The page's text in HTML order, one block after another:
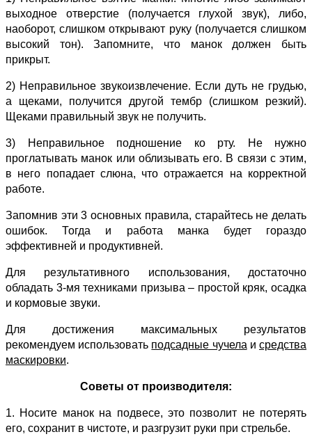
выходное отверстие (получается глухой звук), либо,
наоборот, слишком открывают руку (получается слишком
высокий тон). Запомните, что манок должен быть
прикрыт.
2) Неправильное звукоизвлечение. Если дуть не грудью,
а щеками, получится другой тембр (слишком резкий).
Щеками правильный звук не получить.
3) Неправильное подношение ко рту. Не нужно
проглатывать манок или облизывать его. В связи с этим,
в него попадает слюна, что отражается на корректной
работе.
Запомнив эти 3 основных правила, старайтесь не делать
ошибок. Тогда и работа манка будет гораздо
эффективней и продуктивней.
Для результативного использования, достаточно
обладать 3-мя техниками призыва – простой кряк, осадка
и кормовые звуки.
Для достижения максимальных результатов
рекомендуем использовать подсадные чучела исредства
маскировки.
Советы от производителя:
1. Носите манок на подвесе, это позволит не потерять
его, сохранит в чистоте, и разгрузит руки при стрельбе.